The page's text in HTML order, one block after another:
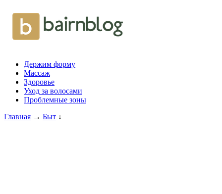
Держим форму
Массаж
Здоровье
Уход за волосами
Проблемные зоны
Главная → Быт ↓